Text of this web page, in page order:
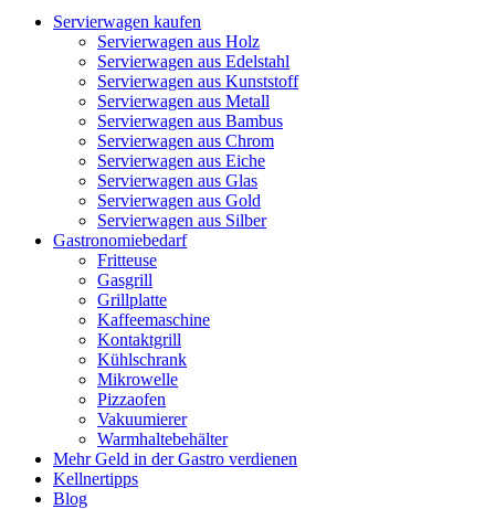
Servierwagen kaufen
Servierwagen aus Holz
Servierwagen aus Edelstahl
Servierwagen aus Kunststoff
Servierwagen aus Metall
Servierwagen aus Bambus
Servierwagen aus Chrom
Servierwagen aus Eiche
Servierwagen aus Glas
Servierwagen aus Gold
Servierwagen aus Silber
Gastronomiebedarf
Fritteuse
Gasgrill
Grillplatte
Kaffeemaschine
Kontaktgrill
Kühlschrank
Mikrowelle
Pizzaofen
Vakuumierer
Warmhaltebehälter
Mehr Geld in der Gastro verdienen
Kellnertipps
Blog